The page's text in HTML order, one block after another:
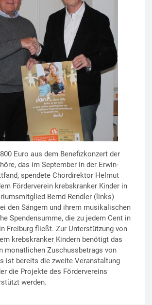
Euro aus dem Benefizkonzert der
das im September in der Erwin-
spendete Chordirektor Helmut
Förderverein krebskranker Kinder in
Bernd Rendler (links)
den Sängern und ihrem musikalischen
Spendensumme, die zu jedem Cent in
Freiburg fließt. Zur Unterstützung von
krebskranker Kindern benötigt das
monatlichen Zuschussbetrags von
ist bereits die zweite Veranstaltung
die Projekte des Fördervereins
werden.